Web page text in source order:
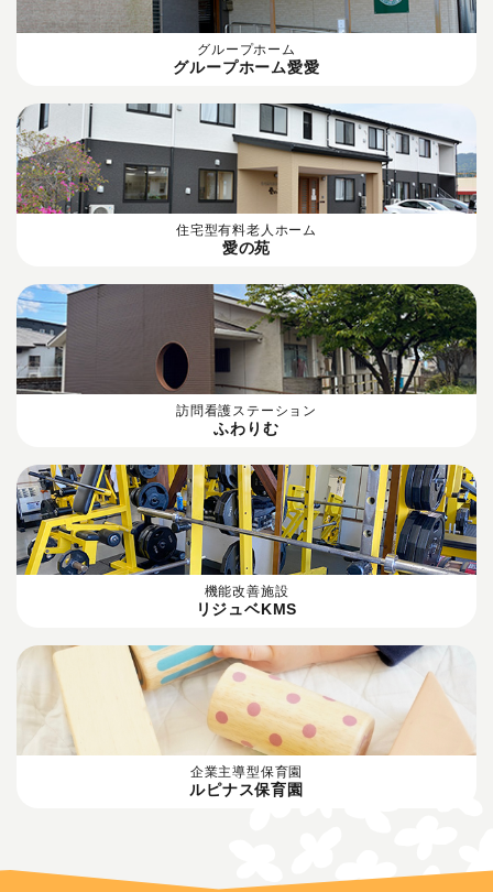
グループホーム
グループホーム愛愛
住宅型有料老人ホーム
愛の苑
訪問看護ステーション
ふわりむ
機能改善施設
リジュベKMS
企業主導型保育園
ルピナス保育園